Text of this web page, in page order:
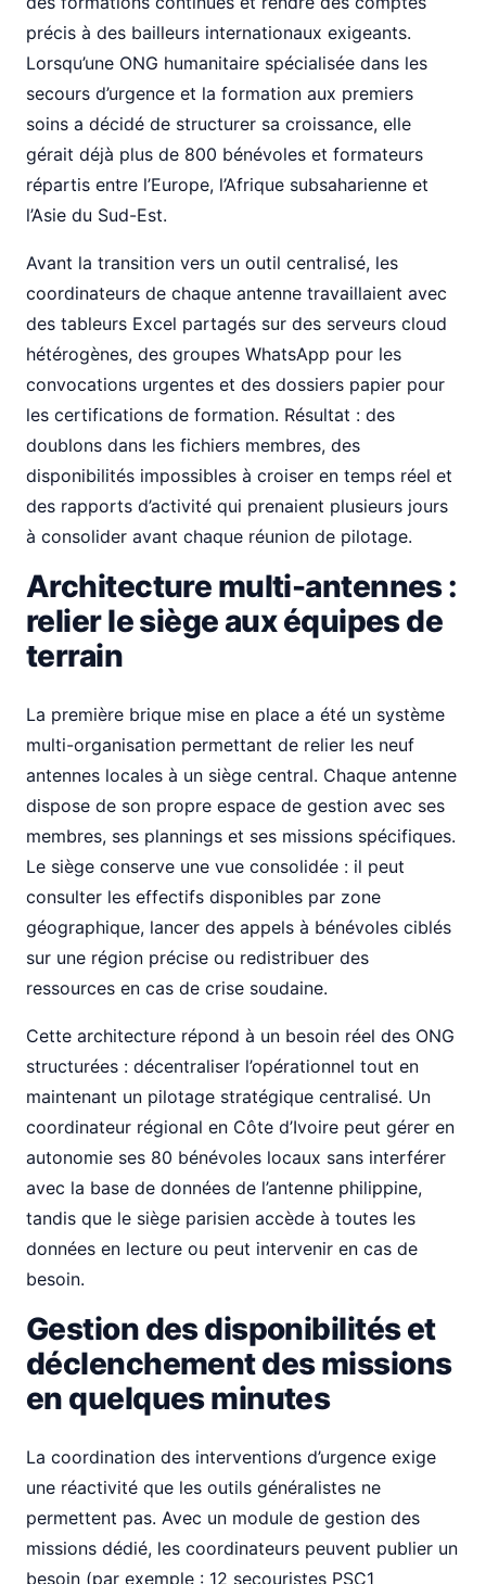
précis à des bailleurs internationaux exigeants.
Lorsqu’une ONG humanitaire spécialisée dans les
secours d’urgence et la formation aux premiers
soins a décidé de structurer sa croissance, elle
gérait déjà plus de 800 bénévoles et formateurs
répartis entre l’Europe, l’Afrique subsaharienne et
l’Asie du Sud-Est.
Avant la transition vers un outil centralisé, les
coordinateurs de chaque antenne travaillaient avec
des tableurs Excel partagés sur des serveurs cloud
hétérogènes, des groupes WhatsApp pour les
convocations urgentes et des dossiers papier pour
les certifications de formation. Résultat : des
doublons dans les fichiers membres, des
disponibilités impossibles à croiser en temps réel et
des rapports d’activité qui prenaient plusieurs jours
à consolider avant chaque réunion de pilotage.
Architecture multi-antennes :
relier le siège aux équipes de
terrain
La première brique mise en place a été un système
multi-organisation permettant de relier les neuf
antennes locales à un siège central. Chaque antenne
dispose de son propre espace de gestion avec ses
membres, ses plannings et ses missions spécifiques.
Le siège conserve une vue consolidée : il peut
consulter les effectifs disponibles par zone
géographique, lancer des appels à bénévoles ciblés
sur une région précise ou redistribuer des
ressources en cas de crise soudaine.
Cette architecture répond à un besoin réel des ONG
structurées : décentraliser l’opérationnel tout en
maintenant un pilotage stratégique centralisé. Un
coordinateur régional en Côte d’Ivoire peut gérer en
autonomie ses 80 bénévoles locaux sans interférer
avec la base de données de l’antenne philippine,
tandis que le siège parisien accède à toutes les
données en lecture ou peut intervenir en cas de
besoin.
Gestion des disponibilités et
déclenchement des missions
en quelques minutes
La coordination des interventions d’urgence exige
une réactivité que les outils généralistes ne
permettent pas. Avec un module de gestion des
missions dédié, les coordinateurs peuvent publier un
besoin (par exemple : 12 secouristes PSC1